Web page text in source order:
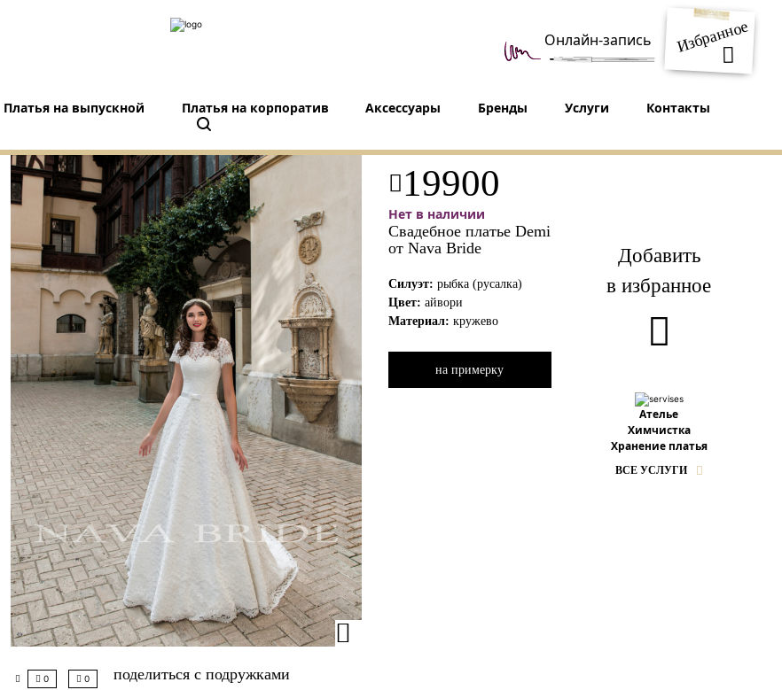
Избранное
Онлайн-запись
Платья на выпускной Платья на корпоратив Аксессуары Бренды Услуги Контакты
0 0 поделиться с подружками
Добавить
в избранное
Ателье
Химчистка
Хранение платья
ВСЕ УСЛУГИ
19900
Нет в наличии
Свадебное платье Demi
от Nava Bride
Силуэт:рыбка (русалка)
Цвет:айвори
Материал:кружево
на примерку